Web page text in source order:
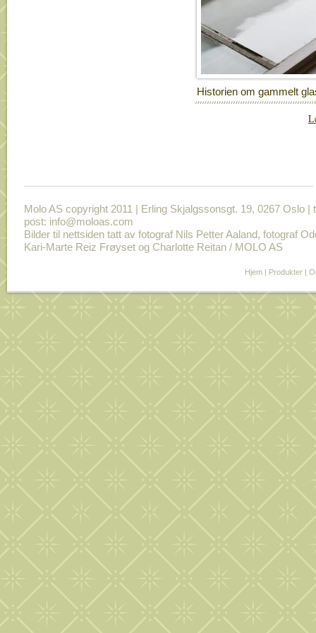
Historien om gammelt
Molo AS copyright 2011 | Erling Skjalgssonsgt. 19, 0267 Oslo |
post: info@moloas.com
Bilder til nettsiden tatt av fotograf Nils Petter Aaland, fotograf
Kari-Marte Reiz Frøyset og Charlotte Reitan / MOLO AS
Hjem | Produkter |